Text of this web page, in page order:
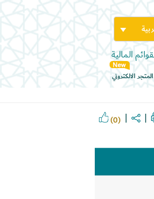
المالية
المتجر الالكتروني
(0)